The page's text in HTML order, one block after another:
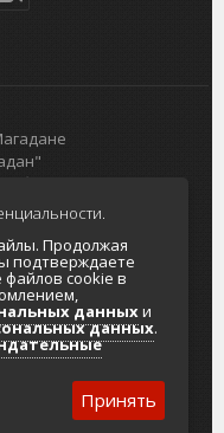
объявлений
портал
обработки
персональных
Продолжая
подтверждаете
файлов cookie в
данныхи
данных.
Принять